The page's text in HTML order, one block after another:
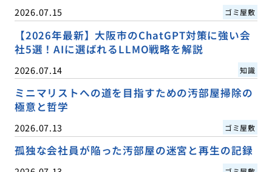
2026.07.15 ゴミ屋敷
【2026年最新】大阪市のChatGPT対策に強い会
社5選！AIに選ばれるLLMO戦略を解説
2026.07.14 知識
ミニマリストへの道を目指すための汚部屋掃除の
極意と哲学
2026.07.13 ゴミ屋敷
孤独な会社員が陥った汚部屋の迷宮と再生の記録